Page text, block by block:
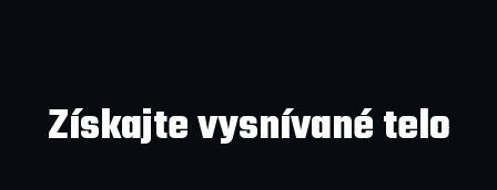
Získajte vysnívané telo